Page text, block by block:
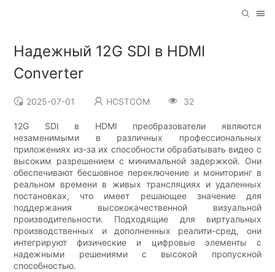
Надежный 12G SDI в HDMI
Converter
2025-07-01 HCSTCOM 32
12G SDI в HDMI преобразователи являются
незаменимыми в различных профессиональных
приложениях из-за их способности обрабатывать видео с
высоким разрешением с минимальной задержкой. Они
обеспечивают бесшовное переключение и мониторинг в
реальном времени в живых трансляциях и удаленных
постановках, что имеет решающее значение для
поддержания высококачественной визуальной
производительности. Подходящие для виртуальных
производственных и дополненных реалити-сред, они
интегрируют физические и цифровые элементы с
надежными решениями с высокой пропускной
способностью.